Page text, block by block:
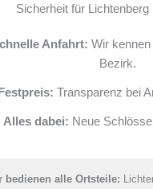
Sicherheit für Lichtenberg
Anfahrt: Wir
Bezirk.
Festpreis: Transparenz bei
Alles dabei: Neue
bedienen alle Ortsteile: